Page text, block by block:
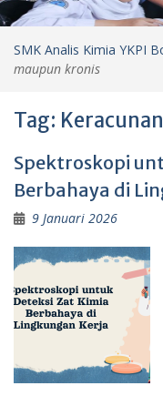
SMK Analis Kimia YKPI
maupun kronis
Tag:
Spektroskopi
Berbahaya di
9 Januari 2026